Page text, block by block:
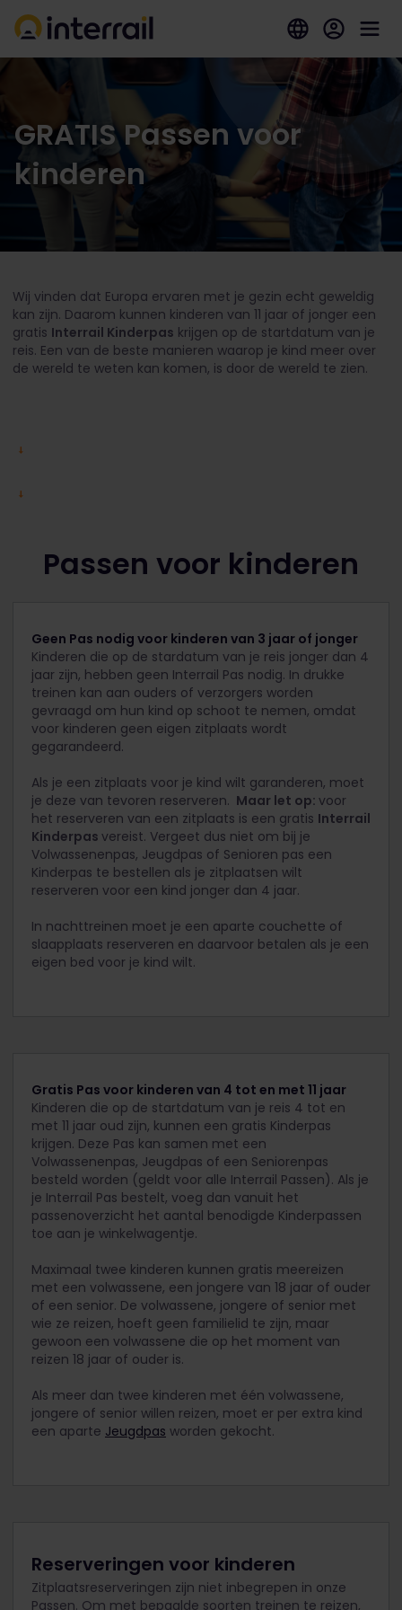
GRATIS Passen voor
kinderen
Wij vinden dat Europa ervaren met je gezin echt geweldig
kan zijn. Daarom kunnen kinderen van 11 jaar of jonger een
gratis Interrail Kinderpas krijgen op de startdatum van je
reis. Een van de beste manieren waarop je kind meer over
de wereld te weten kan komen, is door de wereld te zien.
Passen voor kinderen
Geen Pas nodig voor kinderen van 3 jaar of jonger
Kinderen die op de stardatum van je reis jonger dan 4
jaar zijn, hebben geen Interrail Pas nodig. In drukke
treinen kan aan ouders of verzorgers worden
gevraagd om hun kind op schoot te nemen, omdat
voor kinderen geen eigen zitplaats wordt
gegarandeerd.
Als je een zitplaats voor je kind wilt garanderen, moet
je deze van tevoren reserveren. Maar let op: voor
het reserveren van een zitplaats is een gratis Interrail
Kinderpas vereist. Vergeet dus niet om bij je
Volwassenenpas, Jeugdpas of Senioren pas een
Kinderpas te bestellen als je zitplaatsen wilt
reserveren voor een kind jonger dan 4 jaar.
In nachttreinen moet je een aparte couchette of
slaapplaats reserveren en daarvoor betalen als je een
eigen bed voor je kind wilt.
Gratis Pas voor kinderen van 4 tot en met 11 jaar
Kinderen die op de startdatum van je reis 4 tot en
met 11 jaar oud zijn, kunnen een gratis Kinderpas
krijgen. Deze Pas kan samen met een
Volwassenenpas, Jeugdpas of een Seniorenpas
besteld worden (geldt voor alle Interrail Passen). Als je
je Interrail Pas bestelt, voeg dan vanuit het
passenoverzicht het aantal benodigde Kinderpassen
toe aan je winkelwagentje.
Maximaal twee kinderen kunnen gratis meereizen
met een volwassene, een jongere van 18 jaar of ouder
of een senior. De volwassene, jongere of senior met
wie ze reizen, hoeft geen familielid te zijn, maar
gewoon een volwassene die op het moment van
reizen 18 jaar of ouder is.
Als meer dan twee kinderen met één volwassene,
jongere of senior willen reizen, moet er per extra kind
een aparte Jeugdpas worden gekocht.
Reserveringen voor kinderen
Zitplaatsreserveringen zijn niet inbegrepen in onze
Passen. Om met bepaalde soorten treinen te reizen,